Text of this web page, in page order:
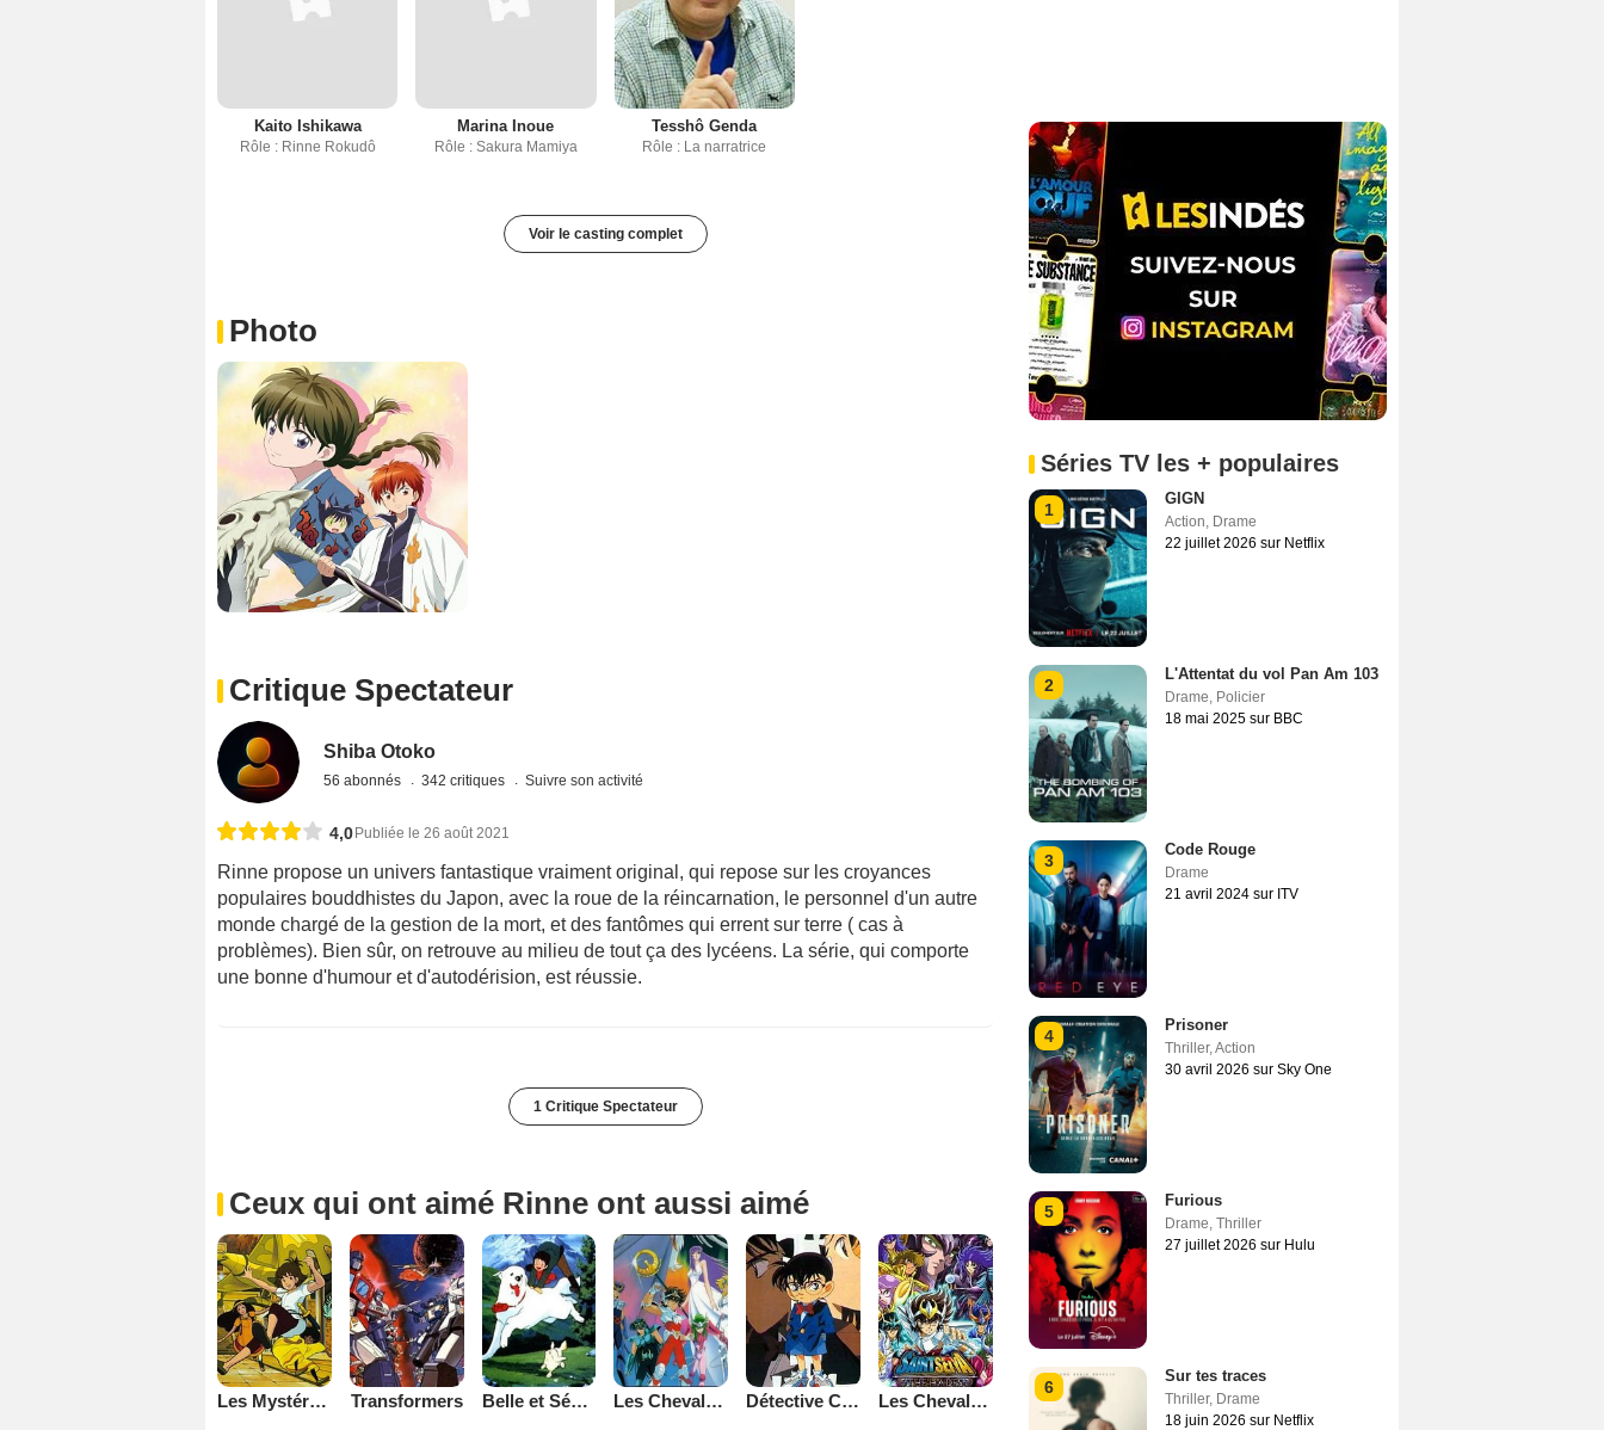
Kaito Ishikawa
Rôle : Rinne Rokudô
Marina Inoue
Rôle : Sakura Mamiya
Tesshô Genda
Rôle : La narratrice
Voir le casting complet
Photo
Critique Spectateur
Shiba Otoko
56 abonnés 342 critiques Suivre son activité
4,0Publiée le 26 août 2021
Rinne propose un univers fantastique vraiment original, qui repose sur les croyances
populaires bouddhistes du Japon, avec la roue de la réincarnation, le personnel d'un autre
monde chargé de la gestion de la mort, et des fantômes qui errent sur terre ( cas à
problèmes). Bien sûr, on retrouve au milieu de tout ça des lycéens. La série, qui comporte
une bonne d'humour et d'autodérision, est réussie.
1 Critique Spectateur
Ceux qui ont aimé Rinne ont aussi aimé
Les Mystérieuses cités d'or Transformers Belle et Sébastien (1981) Les Chevaliers du Zodiaque Détective Conan Les Chevaliers du Zodiaque : Chapitre Hadès - Le Sanctuaire
Séries TV les + populaires
1
GIGN
Action, Drame
22 juillet 2026 sur Netflix
2
L'Attentat du vol Pan Am 103
Drame, Policier
18 mai 2025 sur BBC
3
Code Rouge
Drame
21 avril 2024 sur ITV
4
Prisoner
Thriller,Action
30 avril 2026 sur Sky One
5
Furious
Drame, Thriller
27 juillet 2026 sur Hulu
6
Sur tes traces
Thriller, Drame
18 juin 2026 sur Netflix